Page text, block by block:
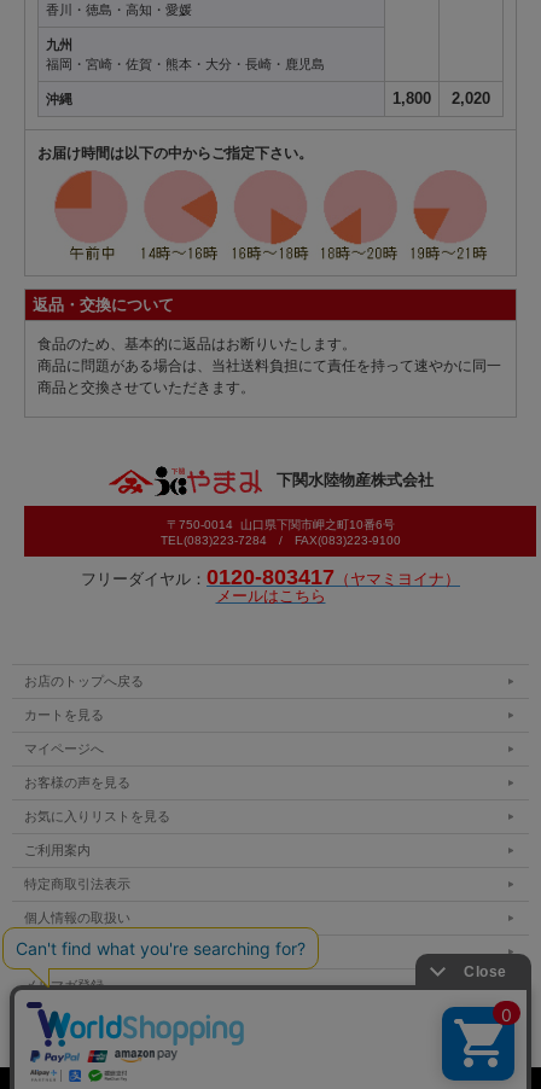
香川・徳島・高知・愛媛
九州
福岡・宮崎・佐賀・熊本・大分・長崎・鹿児島
沖縄 1,800 2,020
お届け時間は以下の中からご指定下さい。
返品・交換について
食品のため、基本的に返品はお断りいたします。
商品に問題がある場合は、当社送料負担にて責任を持って速やかに同一
商品と交換させていただきます。
下関水陸物産株式会社
〒750-0014 山口県下関市岬之町10番6号
TEL(083)223-7284 / FAX(083)223-9100
フリーダイヤル： 0120-803417 （ヤマミヨイナ）
メールはこちら
お店のトップへ戻る
カートを見る
マイページへ
お客様の声を見る
お気に入りリストを見る
ご利用案内
特定商取引法表示
個人情報の取扱い
サイトマップ
メルマガ登録
お問い合わせ